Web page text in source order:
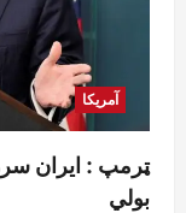
آمریکا
ټرمپ : ایران
بولي